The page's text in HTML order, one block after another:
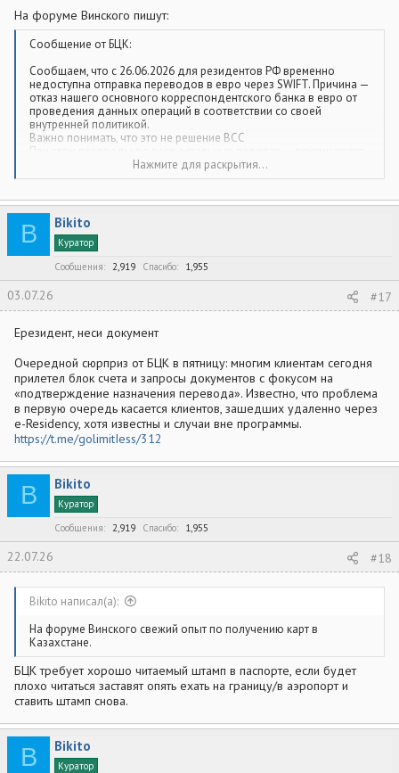
На форуме Винского пишут:
Сообщение от БЦК:
Сообщаем, что с 26.06.2026 для резидентов РФ временно
недоступна отправка переводов в евро через SWIFT. Причина —
отказ нашего основного корреспондентского банка в евро от
проведения данных операций в соответствии со своей
внутренней политикой.
Важно понимать, что это не решение BCC
При этом переводы во всех остальных валютах — принимаются
и проводятся в штатном режиме.
Рекомендую рассмотреть альтернативные варианты перевода,
SWIFT переводы в евро все...
UPD подсказывают что фунты стерлингов тоже все
Говорят, казахи стали маркировать российских граждан вне
зависимости от резиденства в SWIFTовках RU и банки-
корреспонденты один за другим блокируют платежи.
Нажмите для раскрытия...
B Bikito
Куратор
Сообщения
2,919 Спасибо 1,955
03.07.26 #17
Ерезидент, неси документ
Очередной сюрприз от БЦК в пятницу: многим клиентам сегодня
прилетел блок счета и запросы документов с фокусом на
«подтверждение назначения перевода». Известно, что проблема
в первую очередь касается клиентов, зашедших удаленно через
e-Residency, хотя известны и случаи вне программы.
https://t.me/golimitIess/312
B Bikito
Куратор
Сообщения
2,919 Спасибо 1,955
22.07.26 #18
Bikito написал(а):
На форуме Винского свежий опыт по получению карт в
Казахстане.
БЦК требует хорошо читаемый штамп в паспорте, если будет
плохо читаться заставят опять ехать на границу/в аэропорт и
ставить штамп снова.
B Bikito
Куратор